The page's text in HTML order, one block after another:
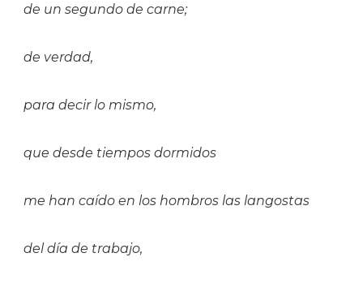
de un segundo de carne;
de verdad,
para decir lo mismo,
que desde tiempos dormidos
me han caído en los hombros las langostas
del día de trabajo,